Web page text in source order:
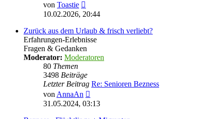
von Toastie
Beitrag
10.02.2026, 20:44
Zurück aus dem Urlaub & frisch verliebt?
Erfahrungen-Erlebnisse
Fragen & Gedanken
Moderator: Moderatoren
80 Themen
3498 Beiträge
Letzter Beitrag Re: Senioren Bezness
von AnnaAn
Beitrag
31.05.2024, 03:13